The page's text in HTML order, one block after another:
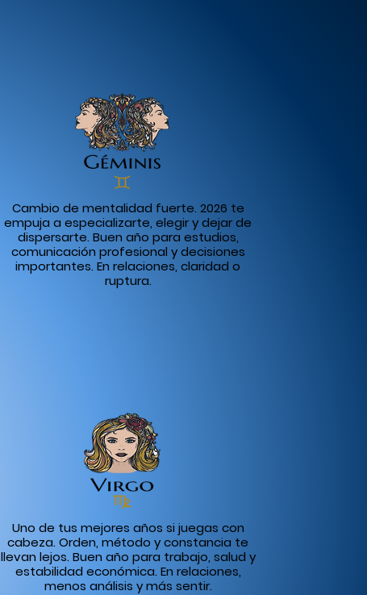
Cambio de mentalidad fuerte. 2026 te
empuja a especializarte, elegir y dejar de
dispersarte. Buen año para estudios,
comunicación profesional y decisiones
importantes. En relaciones, claridad o
ruptura.
Uno de tus mejores años si juegas con
cabeza. Orden, método y constancia te
llevan lejos. Buen año para trabajo, salud y
estabilidad económica. En relaciones,
menos análisis y más sentir.